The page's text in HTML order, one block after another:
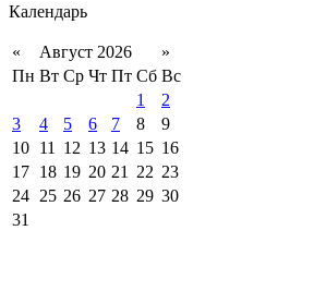
Календарь
« Август 2026
»
Пн Вт Ср Чт Пт Сб Вс
1
2
3
4 5 6 7 8
9
10 11 12 13 14 15 16
17 18 19 20 21 22 23
24 25 26 27 28 29 30
31